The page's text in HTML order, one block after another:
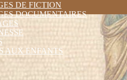
DE FICTION
DOCUMENTAIRES
AUX ENFANTS